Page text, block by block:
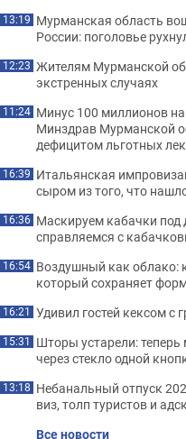
13:19 Мурманская область
России: поголовье
12:23 Жителям Мурманской
экстренных случаях
11:24 Минус 100 миллионов
Минздрав Мурманской
дефицитом льготных
16:39 Итальянская
сыром из того, что
16:36 Маскируем кабачки под
справляемся с
16:54 Воздушный как облако:
который сохраняет
16:21 Удивил гостей кексом с
15:31 Шторы устарели:
через стекло одной
13:18 Небанальный отпуск
виз, толп туристов и
Все новости